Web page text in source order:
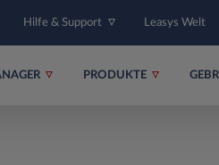
Hilfe & Support Leasys Welt
PRODUKTE